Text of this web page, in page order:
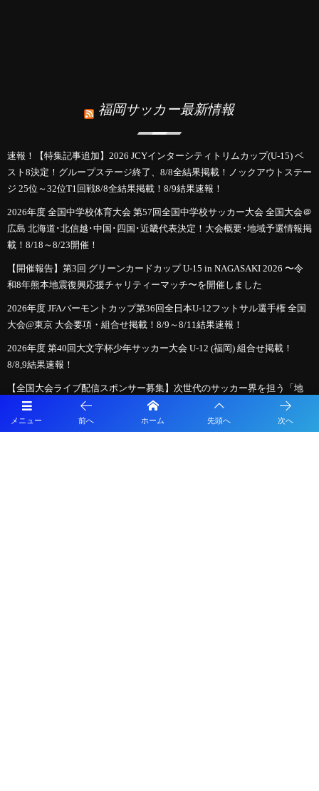
メニュー 前へ ホーム 先頭へ 次へ
福岡サッカー最新情報
速報！【特集記事追加】2026 JCYインターシティトリムカップ(U-15) ベ
スト8決定！グループステージ終了、8/8全結果掲載！ノックアウトステー
ジ 25位～32位T1回戦8/8全結果掲載！8/9結果速報！
2026年度 全国中学校体育大会 第57回全国中学校サッカー大会 全国大会＠
広島 北海道･北信越･中国･四国･近畿代表決定！大会概要･地域予選情報掲
載！8/18～8/23開催！
【開催報告】第3回 グリーンカードカップ U-15 in NAGASAKI 2026 〜令
和8年熊本地震復興応援チャリティーマッチ〜を開催しました
2026年度 JFAバーモントカップ第36回全日本U-12フットサル選手権 全国
大会@東京 大会要項・組合せ掲載！8/9～8/11結果速報！
2026年度 第40回大文字杯少年サッカー大会 U-12 (福岡) 組合せ掲載！
8/8,9結果速報！
【全国大会ライブ配信スポンサー募集】次世代のサッカー界を担う「地
元選手たち」のライブ配信を共に盛り上げてくださる方募集！「日本ク
ラブユースサッカーU-18選手権大会」